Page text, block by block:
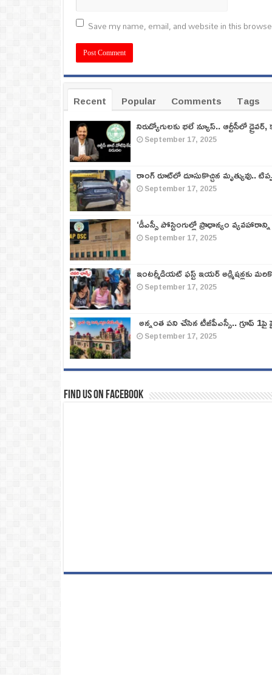
Save my name, email, and website in this
Recent Popular Comments
Tags
నిరుద్యోగులకు భలే న్యూస్.. ఆర్టీసీలో
September 17, 2025
రాంగ్ రూట్‌లో దూసుకొచ్చిన మృత్యువు..
September 17, 2025
‘డీఎస్సీ పోస్టింగుల్లో ప్రాధాన్యం
September 17, 2025
ఇంటర్మీడియట్ ఫస్ట్‌ ఇయర్‌ అడ్మిషన్లకు
September 17, 2025
అన్నంత పని చేసిన టీజీపీఎస్సీ.. గ్రూప్‌
September 17, 2025
Find us on Facebook